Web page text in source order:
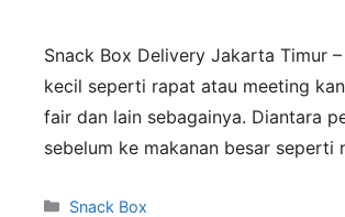
Snack Box Delivery Jakarta Timur
kecil seperti rapat atau meeting
fair dan lain sebagainya. Diantara
sebelum ke makanan besar seperti
Snack Box